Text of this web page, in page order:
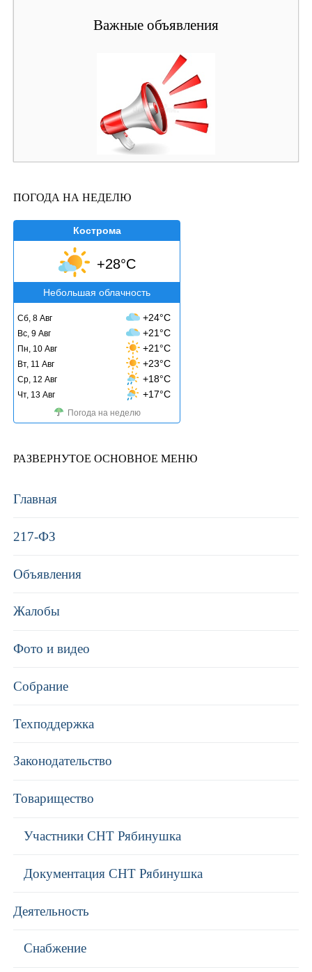
Важные объявления
ПОГОДА НА НЕДЕЛЮ
Кострома
+28°C
Небольшая облачность
Сб, 8 Авг +24°C
Вс, 9 Авг +21°C
Пн, 10 Авг +21°C
Вт, 11 Авг +23°C
Ср, 12 Авг +18°C
Чт, 13 Авг +17°C
Погода на неделю
РАЗВЕРНУТОЕ ОСНОВНОЕ МЕНЮ
Главная
217-ФЗ
Объявления
Жалобы
Фото и видео
Собрание
Техподдержка
Законодательство
Товарищество
Участники СНТ Рябинушка
Документация СНТ Рябинушка
Деятельность
Снабжение